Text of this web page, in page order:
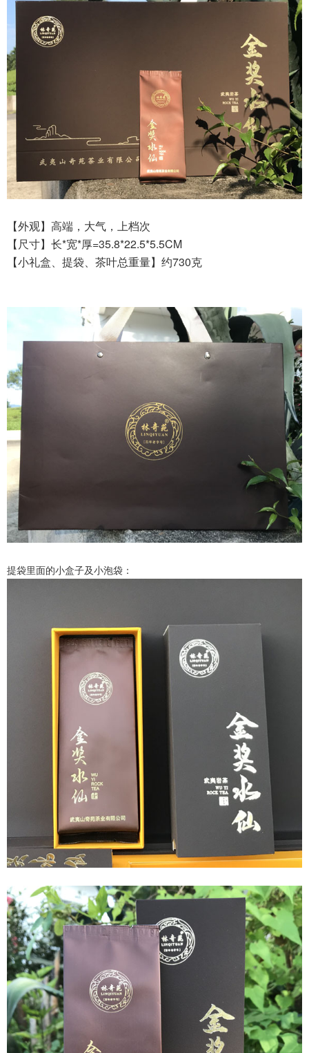
【外观】高端，大气，上档次
【尺寸】长*宽*厚=35.8*22.5*5.5CM
【小礼盒、提袋、茶叶总重量】约730克
提袋里面的小盒子及小泡袋：